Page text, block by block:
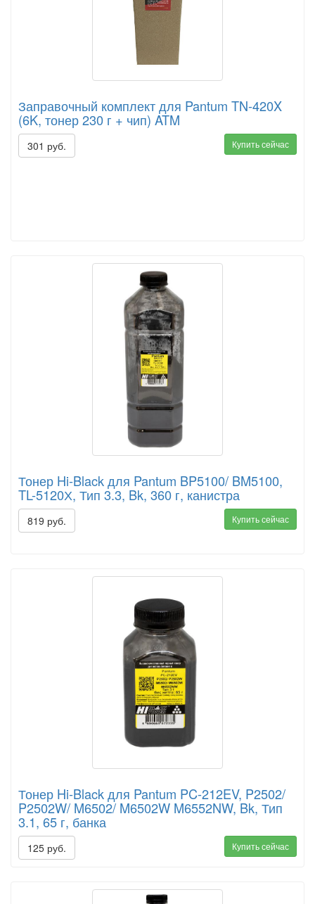
Заправочный комплект для Pantum TN-420X
(6K, тонер 230 г + чип) ATM
301 руб. Купить сейчас
Тонер Hi-Black для Pantum BP5100/ BM5100,
TL-5120Х, Тип 3.3, Bk, 360 г, канистра
819 руб. Купить сейчас
Тонер Hi-Black для Pantum PC-212EV, P2502/
P2502W/ M6502/ M6502W M6552NW, Bk, Тип
3.1, 65 г, банка
125 руб. Купить сейчас